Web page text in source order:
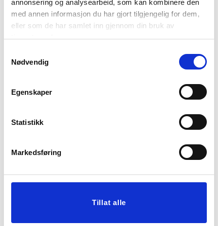
annonsering og analysearbeid, som kan kombinere den
med annen informasjon du har gjort tilgjengelig for dem,
eller som de har samlet inn gjennom din bruk av
tjenestene deres.
Nødvendig
Egenskaper
Statistikk
Markedsføring
Tillat alle
GRØNN
449,00
KJØP
70 X 100 CM
1.599,00
KJØP
LYSESTAKE STINE 4,5
44,70
KJØP
POTTE AVETIA 11,5 CM,
KJØP